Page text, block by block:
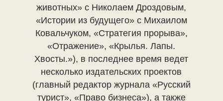
животных» с Николаем Дроздовым,
«Истории из будущего» с Михаилом
Ковальчуком, «Стратегия прорыва»,
«Отражение», «Крылья. Лапы.
Хвосты.»), в последнее время ведет
несколько издательских проектов
(главный редактор журнала «Русский
турист», «Право бизнеса»), а также